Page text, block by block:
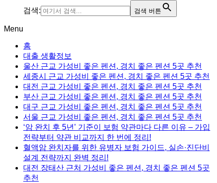
검색: 검색 버튼
Menu
홈
대출 생활정보
울산 근교 가성비 좋은 펜션, 경치 좋은 펜션 5곳 추천
세종시 근교 가성비 좋은 펜션, 경치 좋은 펜션 5곳 추천
대전 근교 가성비 좋은 펜션, 경치 좋은 펜션 5곳 추천
부산 근교 가성비 좋은 펜션, 경치 좋은 펜션 5곳 추천
대구 근교 가성비 좋은 펜션, 경치 좋은 펜션 5곳 추천
서울 근교 가성비 좋은 펜션, 경치 좋은 펜션 5곳 추천
‘암 완치 후 5년’ 기준이 보험 약관마다 다른 이유 – 가입
전략부터 약관 비교까지 한 번에 정리!
혈액암 완치자를 위한 유병자 보험 가이드, 실손·진단비
설계 전략까지 완벽 정리!
대전 장태산 근처 가성비 좋은 펜션, 경치 좋은 펜션 5곳
추천